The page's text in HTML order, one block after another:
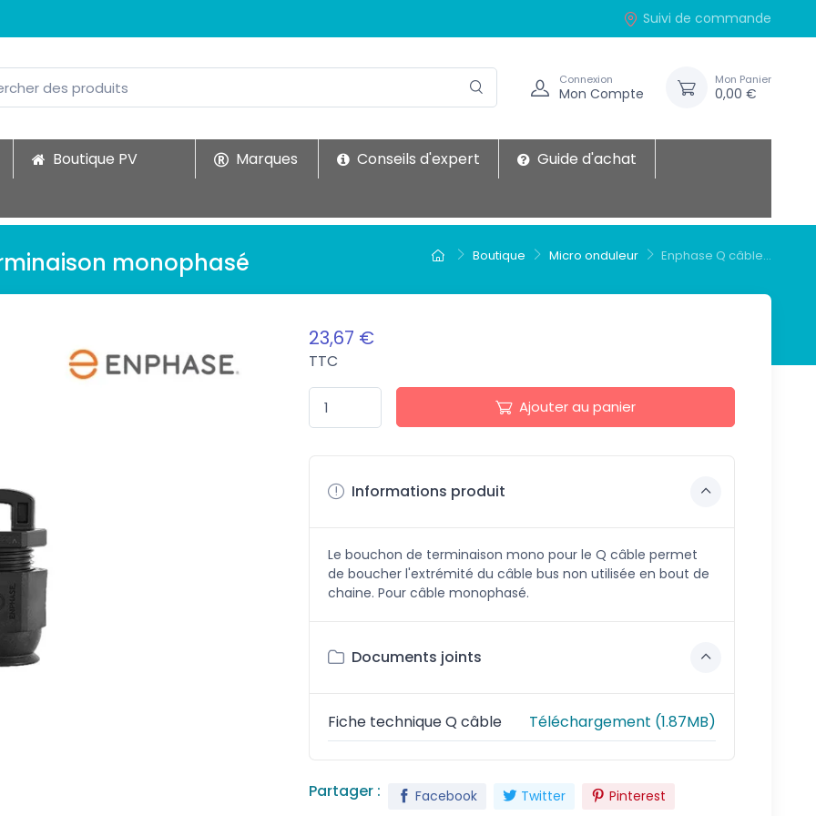
Suivi de commande
Connexion
Mon Compte
Mon Panier
0,00 €
Boutique PV Marques Conseils d'expert Guide d'achat
Boutique Micro onduleur Enphase Q câble...
monophasé
23,67 €
TTC
Ajouter au panier
Informations produit
Le bouchon de terminaison mono pour le Q câble permet
de boucher l'extrémité du câble bus non utilisée en bout de
chaine. Pour câble monophasé.
Documents joints
Fiche technique Q câble Téléchargement (1.87MB)
Partager : Facebook Twitter Pinterest